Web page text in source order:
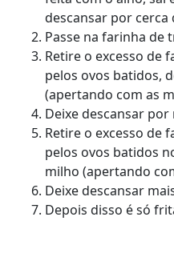
descansar por cerca
Passe na farinha de
Retire o excesso de
pelos ovos batidos,
(apertando com as
Deixe descansar
Retire o excesso de
pelos ovos batidos
milho (apertando
Deixe descansar
Depois disso é só